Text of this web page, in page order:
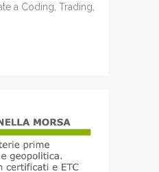
a Coding, Trading,